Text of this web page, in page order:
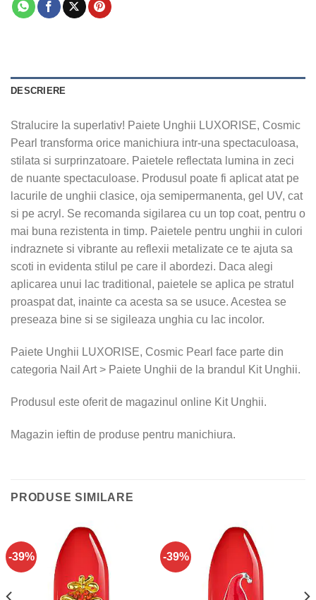
DESCRIERE
Stralucire la superlativ! Paiete Unghii LUXORISE, Cosmic
Pearl transforma orice manichiura intr-una spectaculoasa,
stilata si surprinzatoare. Paietele reflectata lumina in zeci
de nuante spectaculoase. Produsul poate fi aplicat atat pe
lacurile de unghii clasice, oja semipermanenta, gel UV, cat
si pe acryl. Se recomanda sigilarea cu un top coat, pentru o
mai buna rezistenta in timp. Paietele pentru unghii in culori
indraznete si vibrante au reflexii metalizate ce te ajuta sa
scoti in evidenta stilul pe care il abordezi. Daca alegi
aplicarea unui lac traditional, paietele se aplica pe stratul
proaspat dat, inainte ca acesta sa se usuce. Acestea se
preseaza bine si se sigileaza unghia cu lac incolor.
Paiete Unghii LUXORISE, Cosmic Pearl face parte din
categoria Nail Art > Paiete Unghii de la brandul Kit Unghii.
Produsul este oferit de magazinul online Kit Unghii.
Magazin ieftin de produse pentru manichiura.
PRODUSE SIMILARE
-39% -39%